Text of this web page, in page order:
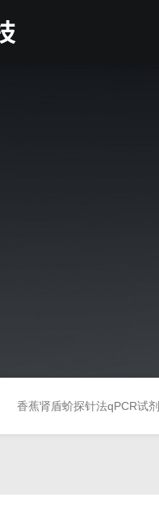
香蕉肾盾蚧探针法qPCR试